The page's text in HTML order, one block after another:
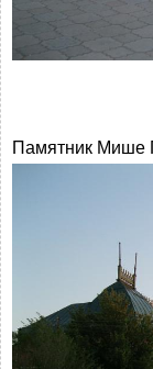
Памятник Мише